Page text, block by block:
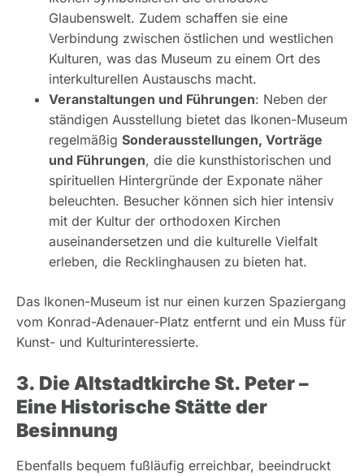
Glaubenswelt. Zudem schaffen sie eine
Verbindung zwischen östlichen und westlichen
Kulturen, was das Museum zu einem Ort des
interkulturellen Austauschs macht.
Veranstaltungen und Führungen: Neben der
ständigen Ausstellung bietet das Ikonen-Museum
regelmäßig Sonderausstellungen, Vorträge
und Führungen, die die kunsthistorischen und
spirituellen Hintergründe der Exponate näher
beleuchten. Besucher können sich hier intensiv
mit der Kultur der orthodoxen Kirchen
auseinandersetzen und die kulturelle Vielfalt
erleben, die Recklinghausen zu bieten hat.
Das Ikonen-Museum ist nur einen kurzen Spaziergang
vom Konrad-Adenauer-Platz entfernt und ein Muss für
Kunst- und Kulturinteressierte.
3. Die Altstadtkirche St. Peter –
Eine Historische Stätte der
Besinnung
Ebenfalls bequem fußläufig erreichbar, beeindruckt